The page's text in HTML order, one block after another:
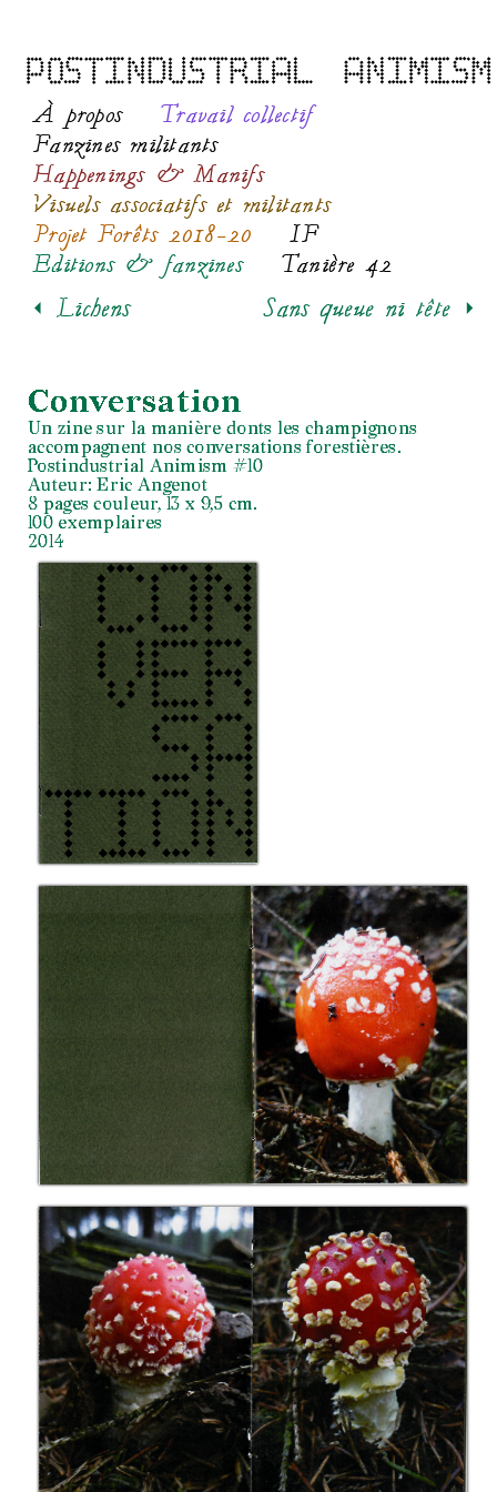
À propos
Travail collectif
Fanzines militants
Happenings & Manifs
Visuels associatifs et militants
Projet Forêts 2018-20
IF
Editions & fanzines
Tanière 42
< Lichens Sans queue ni tête >
Conversation
Un zine sur la manière donts les champignons
accompagnent nos conversations forestières.
Postindustrial Animism #10
Auteur: Eric Angenot
8 pages couleur, 13 x 9,5 cm.
100 exemplaires
2014